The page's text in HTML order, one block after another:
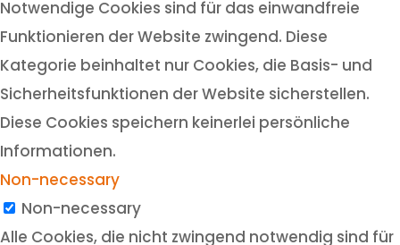
Notwendige Cookies sind für das einwandfreie
Funktionieren der Website zwingend. Diese
Kategorie beinhaltet nur Cookies, die Basis- und
Sicherheitsfunktionen der Website sicherstellen.
Diese Cookies speichern keinerlei persönliche
Informationen.
Non-necessary
Non-necessary
Alle Cookies, die nicht zwingend notwendig sind für